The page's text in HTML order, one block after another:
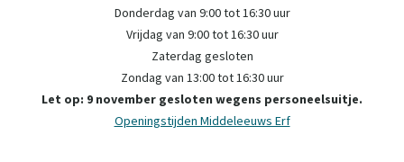
Donderdag van 9:00 tot 16:30 uur
Vrijdag van 9:00 tot 16:30 uur
Zaterdag gesloten
Zondag van 13:00 tot 16:30 uur
Let op: 9 november gesloten wegens personeelsuitje.
Openingstijden Middeleeuws Erf